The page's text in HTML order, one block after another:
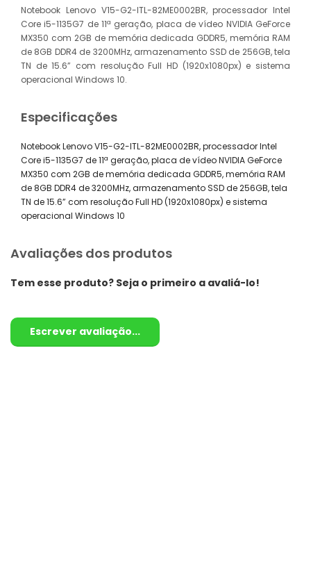
Notebook Lenovo V15-G2-ITL-82ME0002BR, processador Intel
Core i5-1135G7 de 11ª geração, placa de vídeo NVIDIA GeForce
MX350 com 2GB de memória dedicada GDDR5, memória RAM
de 8GB DDR4 de 3200MHz, armazenamento SSD de 256GB, tela
TN de 15.6” com resolução Full HD (1920x1080px) e sistema
operacional Windows 10.
Especificações
Notebook Lenovo V15-G2-ITL-82ME0002BR, processador Intel
Core i5-1135G7 de 11ª geração, placa de vídeo NVIDIA GeForce
MX350 com 2GB de memória dedicada GDDR5, memória RAM
de 8GB DDR4 de 3200MHz, armazenamento SSD de 256GB, tela
TN de 15.6” com resolução Full HD (1920x1080px) e sistema
operacional Windows 10
Avaliações dos produtos
Tem esse produto? Seja o primeiro a avaliá-lo!
Escrever avaliação...